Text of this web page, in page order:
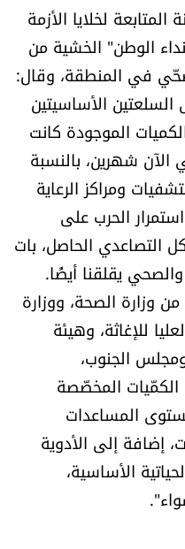
لخلايا الأزمة
الوطن" الخشية من
في المنطقة، وقال:
الأساسيتين
الموجودة كانت
الآن شهرين، بالنسبة
ومراكز الرعاية
الحرب على
التصاعدي الحاصل، بات
يقلقنا أيضًا.
وزارة الصحة، ووزارة
للإغاثة، وهيئة
الجنوب،
الكمّيات المخصّصة
المساعدات
إضافة إلى الأدوية
الأساسية،